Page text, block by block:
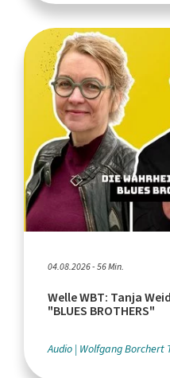
04.08.2026 - 56 Min.
Welle WBT: Tanja
"BLUES BROTHERS"
Audio Wolfgang Borchert